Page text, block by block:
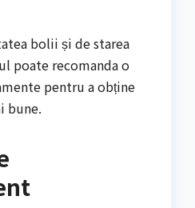
bolii și de starea
poate recomanda o
pentru a obține
bune.